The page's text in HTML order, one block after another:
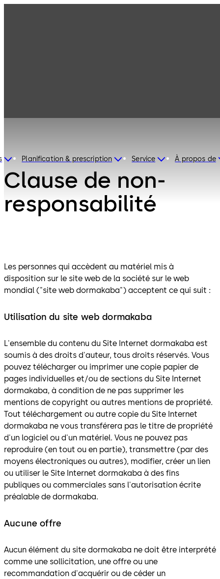
Planification & prescription Service À propos de
Clause de non-
responsabilité
Les personnes qui accèdent au matériel mis à
disposition sur le site web de la société sur le web
mondial ("site web dormakaba") acceptent ce qui suit :
Utilisation du site web dormakaba
L'ensemble du contenu du Site Internet dormakaba est
soumis à des droits d'auteur, tous droits réservés. Vous
pouvez télécharger ou imprimer une copie papier de
pages individuelles et/ou de sections du Site Internet
dormakaba, à condition de ne pas supprimer les
mentions de copyright ou autres mentions de propriété.
Tout téléchargement ou autre copie du Site Internet
dormakaba ne vous transférera pas le titre de propriété
d'un logiciel ou d'un matériel. Vous ne pouvez pas
reproduire (en tout ou en partie), transmettre (par des
moyens électroniques ou autres), modifier, créer un lien
ou utiliser le Site Internet dormakaba à des fins
publiques ou commerciales sans l'autorisation écrite
préalable de dormakaba.
Aucune offre
Aucun élément du site dormakaba ne doit être interprété
comme une sollicitation, une offre ou une
recommandation d'acquérir ou de céder un